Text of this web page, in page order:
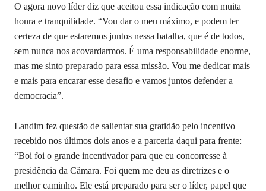
O agora novo líder diz que aceitou essa indicação com muita
honra e tranquilidade. “Vou dar o meu máximo, e podem ter
certeza de que estaremos juntos nessa batalha, que é de todos,
sem nunca nos acovardarmos. É uma responsabilidade enorme,
mas me sinto preparado para essa missão. Vou me dedicar mais
e mais para encarar esse desafio e vamos juntos defender a
democracia”.
Landim fez questão de salientar sua gratidão pelo incentivo
recebido nos últimos dois anos e a parceria daqui para frente:
“Boi foi o grande incentivador para que eu concorresse à
presidência da Câmara. Foi quem me deu as diretrizes e o
melhor caminho. Ele está preparado para ser o líder, papel que